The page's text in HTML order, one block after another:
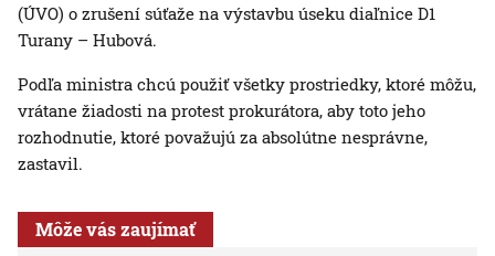
(ÚVO) o zrušení súťaže na výstavbu úseku diaľnice D1
Turany – Hubová.
Podľa ministra chcú použiť všetky prostriedky, ktoré môžu,
vrátane žiadosti na protest prokurátora, aby toto jeho
rozhodnutie, ktoré považujú za absolútne nesprávne,
zastavil.
Môže vás zaujímať